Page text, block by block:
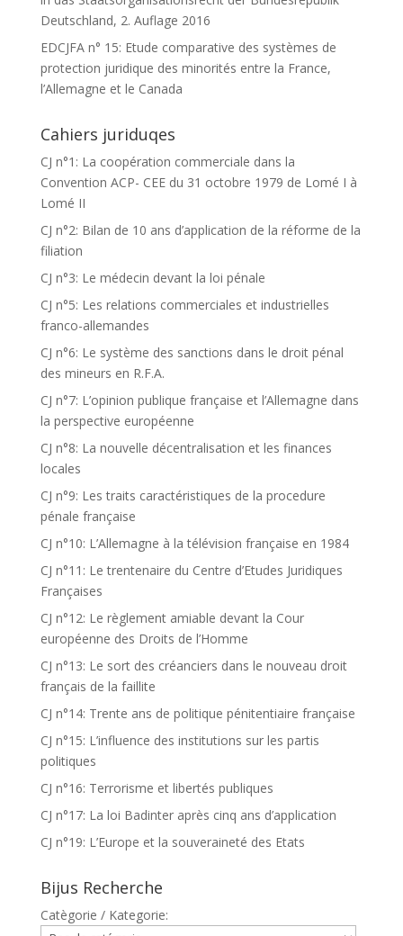
Deutschland, 2. Auflage 2016
EDCJFA n° 15: Etude comparative des systèmes de
protection juridique des minorités entre la France,
l’Allemagne et le Canada
Cahiers juriduqes
CJ n°1: La coopération commerciale dans la
Convention ACP- CEE du 31 octobre 1979 de Lomé I à
Lomé II
CJ n°2: Bilan de 10 ans d’application de la réforme de la
filiation
CJ n°3: Le médecin devant la loi pénale
CJ n°5: Les relations commerciales et industrielles
franco-allemandes
CJ n°6: Le système des sanctions dans le droit pénal
des mineurs en R.F.A.
CJ n°7: L’opinion publique française et l’Allemagne dans
la perspective européenne
CJ n°8: La nouvelle décentralisation et les finances
locales
CJ n°9: Les traits caractéristiques de la procedure
pénale française
CJ n°10: L’Allemagne à la télévision française en 1984
CJ n°11: Le trentenaire du Centre d’Etudes Juridiques
Françaises
CJ n°12: Le règlement amiable devant la Cour
européenne des Droits de l’Homme
CJ n°13: Le sort des créanciers dans le nouveau droit
français de la faillite
CJ n°14: Trente ans de politique pénitentiaire française
CJ n°15: L’influence des institutions sur les partis
politiques
CJ n°16: Terrorisme et libertés publiques
CJ n°17: La loi Badinter après cinq ans d’application
CJ n°19: L’Europe et la souveraineté des Etats
Bijus Recherche
Catègorie / Kategorie: